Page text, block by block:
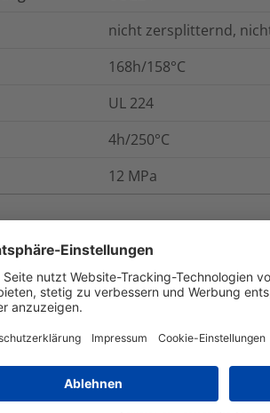
nicht zersplitternd,
168h/158°C
UL 224
4h/250°C
12 MPa
Logistik und
-55 °C bis +125 °C
600%
ASTM D2671